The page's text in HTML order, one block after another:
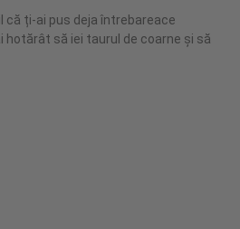
că ți-ai pus deja întrebareace
hotărât să iei taurul de coarne și să